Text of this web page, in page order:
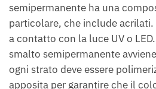
semipermanente ha una
particolare, che include
a contatto con la luce UV o
smalto semipermanente
ogni strato deve essere
apposita per garantire che il